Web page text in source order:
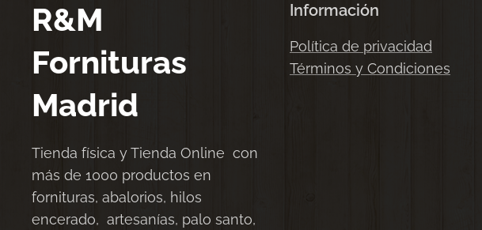
R&M
Fornituras
Madrid
Tienda física y Tienda Online con
más de 1000 productos en
fornituras, abalorios, hilos
encerado, artesanías, palo santo,
Información
Política de privacidad
Términos y Condiciones